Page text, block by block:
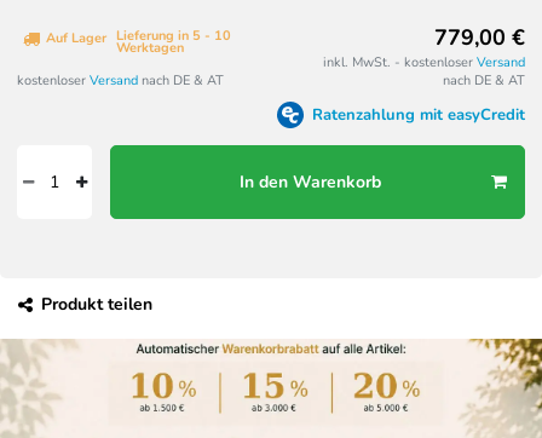
Lieferung in 5 - 10
Werktagen
Auf Lager
kostenloser Versand nach DE & AT
779,00 €
inkl. MwSt. - kostenloser Versand
nach DE & AT
Ratenzahlung mit easyCredit
In den Warenkorb
Produkt teilen